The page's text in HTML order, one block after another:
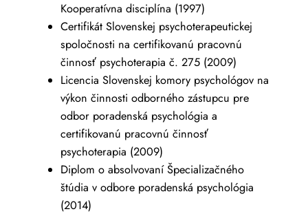
Kooperatívna disciplína (1997)
Certifikát Slovenskej psychoterapeutickej
spoločnosti na certifikovanú pracovnú
činnosť psychoterapia č. 275 (2009)
Licencia Slovenskej komory psychológov na
výkon činnosti odborného zástupcu pre
odbor poradenská psychológia a
certifikovanú pracovnú činnosť
psychoterapia (2009)
Diplom o absolvovaní Špecializačného
štúdia v odbore poradenská psychológia
(2014)